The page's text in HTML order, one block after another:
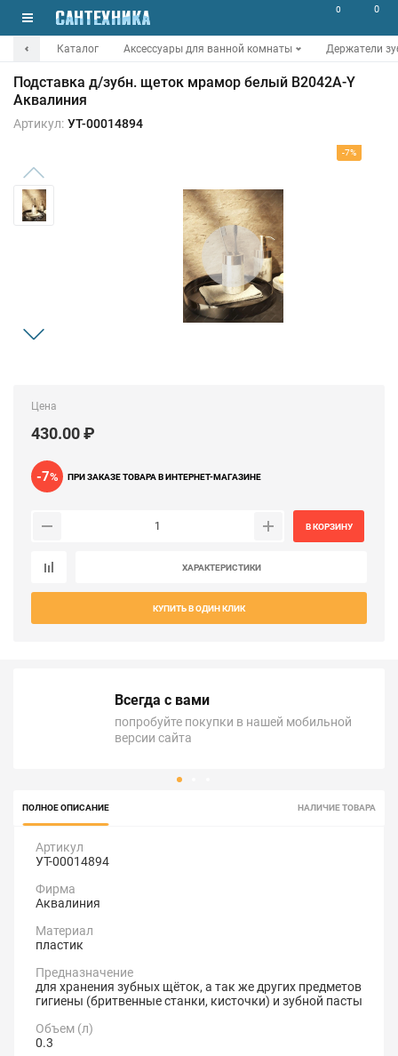
0 0
Каталог Аксессуары для ванной комнаты Держатели
Подставка д/зубн. щеток мрамор белый B2042A-Y
Аквалиния
Артикул: УТ-00014894
-7%
Цена
430.00 ₽
-7% ПРИ ЗАКАЗЕ ТОВАРА В ИНТЕРНЕТ-МАГАЗИНЕ
В КОРЗИНУ
ХАРАКТЕРИСТИКИ
КУПИТЬ В ОДИН КЛИК
Всегда с вами
попробуйте покупки в нашей мобильной
версии сайта
ПОЛНОЕ ОПИСАНИЕ НАЛИЧИЕ ТОВАРА
Артикул
УТ-00014894
Фирма
Аквалиния
Материал
пластик
Предназначение
для хранения зубных щёток, а так же других предметов
гигиены (бритвенные станки, кисточки) и зубной пасты
Объем (л)
0.3